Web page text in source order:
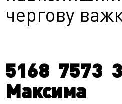
чергову
5168 7573
Максима